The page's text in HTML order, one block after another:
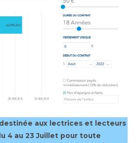
destinée aux lectrices et lecteurs
4 au 23 Juillet pour toute